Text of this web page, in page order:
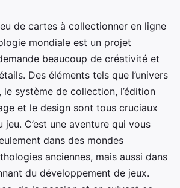
de cartes à collectionner en ligne
mondiale est un projet
beaucoup de créativité et
Des éléments tels que l’univers
le système de collection, l’édition
et le design sont tous cruciaux
jeu. C’est une aventure qui vous
dans des mondes
anciennes, mais aussi dans
du développement de jeux.